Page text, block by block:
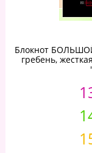
Блокнот
гребень,